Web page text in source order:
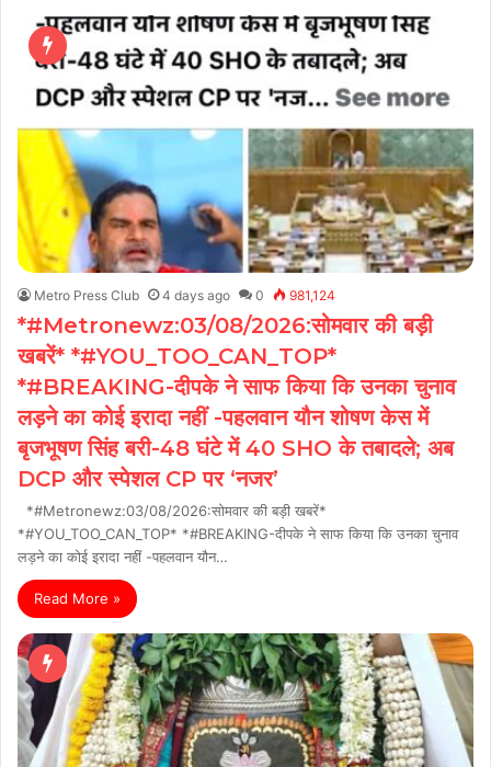
Metro Press Club 4 days ago 0 981,124
*#Metronewz:03/08/2026:सोमवार की बड़ी
खबरें* *#YOU_TOO_CAN_TOP*
*#BREAKING-दीपके ने साफ किया कि उनका चुनाव
लड़ने का कोई इरादा नहीं -पहलवान यौन शोषण केस में
बृजभूषण सिंह बरी-48 घंटे में 40 SHO के तबादले; अब
DCP और स्पेशल CP पर ‘नजर’
*#Metronewz:03/08/2026:सोमवार की बड़ी खबरें*
*#YOU_TOO_CAN_TOP* *#BREAKING-दीपके ने साफ किया कि उनका चुनाव
लड़ने का कोई इरादा नहीं -पहलवान यौन…
Read More »